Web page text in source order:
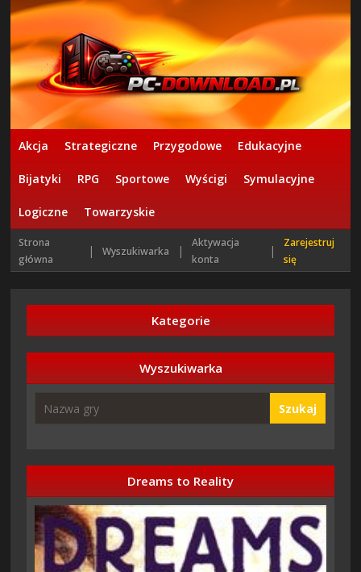
Akcja Strategiczne Przygodowe Edukacyjne
Bijatyki RPG Sportowe Wyścigi Symulacyjne
Logiczne Towarzyskie
Strona
główna
| Wyszukiwarka |
Aktywacja
konta
|
Zarejestruj
się
Kategorie
Wyszukiwarka
Szukaj
Dreams to Reality